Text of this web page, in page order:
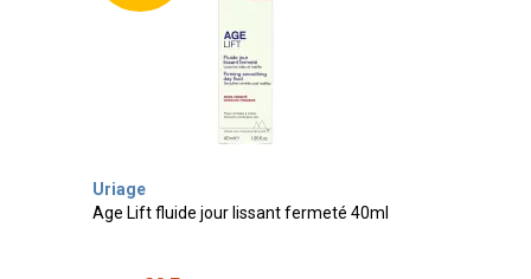
Uriage
Age Lift fluide jour lissant fermeté 40ml